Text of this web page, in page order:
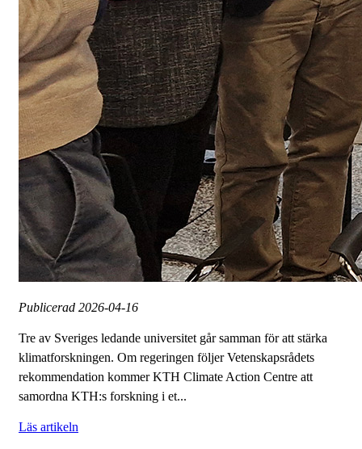
Publicerad 2026-04-16
Tre av Sveriges ledande universitet går samman för att stärka
klimatforskningen. Om regeringen följer Vetenskapsrådets
rekommendation kommer KTH Climate Action Centre att
samordna KTH:s forskning i et...
Läs artikeln